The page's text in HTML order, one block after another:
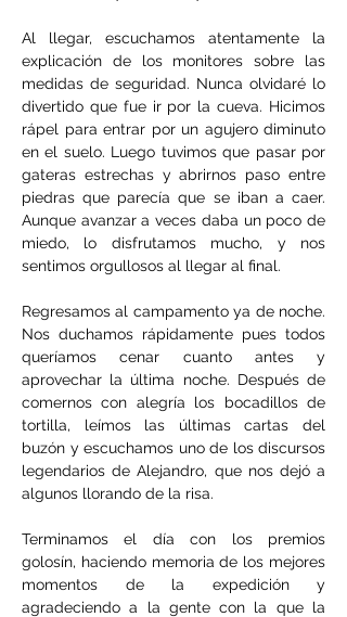
Al llegar, escuchamos atentamente la
explicación de los monitores sobre las
medidas de seguridad. Nunca olvidaré lo
divertido que fue ir por la cueva. Hicimos
rápel para entrar por un agujero diminuto
en el suelo. Luego tuvimos que pasar por
gateras estrechas y abrirnos paso entre
piedras que parecía que se iban a caer.
Aunque avanzar a veces daba un poco de
miedo, lo disfrutamos mucho, y nos
sentimos orgullosos al llegar al final.
Regresamos al campamento ya de noche.
Nos duchamos rápidamente pues todos
queríamos cenar cuanto antes y
aprovechar la última noche. Después de
comernos con alegría los bocadillos de
tortilla, leímos las últimas cartas del
buzón y escuchamos uno de los discursos
legendarios de Alejandro, que nos dejó a
algunos llorando de la risa.
Terminamos el día con los premios
golosín, haciendo memoria de los mejores
momentos de la expedición y
agradeciendo a la gente con la que la